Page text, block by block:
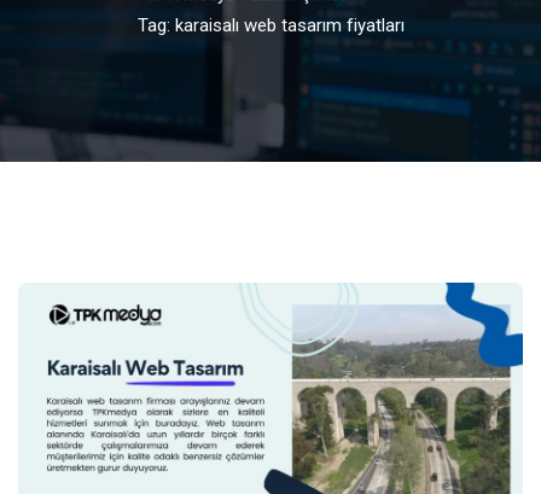
Tag: karaisalı web tasarım fiyatları